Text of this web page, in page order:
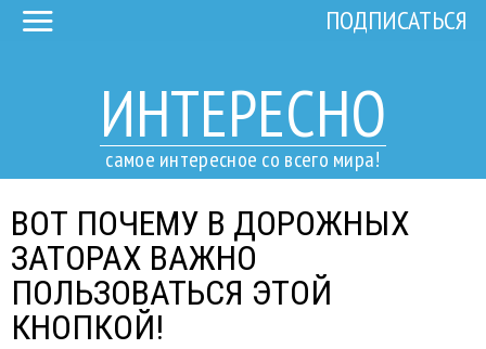
ИНТЕРЕСНО
самое интересное со всего мира!
ПОДПИСАТЬСЯ
ВОТ ПОЧЕМУ В ДОРОЖНЫХ
ЗАТОРАХ ВАЖНО
ПОЛЬЗОВАТЬСЯ ЭТОЙ
КНОПКОЙ!